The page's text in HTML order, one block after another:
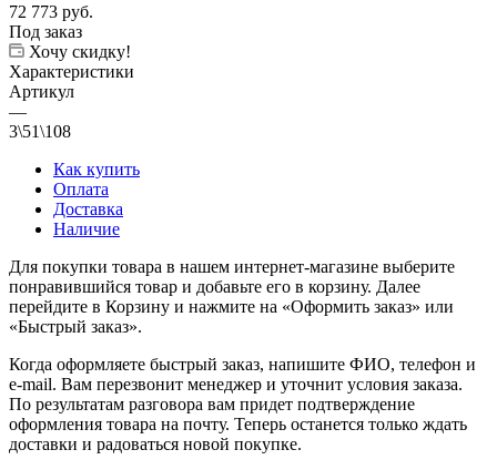
72 773 руб.
Под заказ
Хочу скидку!
Характеристики
Артикул
—
3\51\108
Как купить
Оплата
Доставка
Наличие
Для покупки товара в нашем интернет-магазине выберите
понравившийся товар и добавьте его в корзину. Далее
перейдите в Корзину и нажмите на «Оформить заказ» или
«Быстрый заказ».
Когда оформляете быстрый заказ, напишите ФИО, телефон и
e-mail. Вам перезвонит менеджер и уточнит условия заказа.
По результатам разговора вам придет подтверждение
оформления товара на почту. Теперь останется только ждать
доставки и радоваться новой покупке.